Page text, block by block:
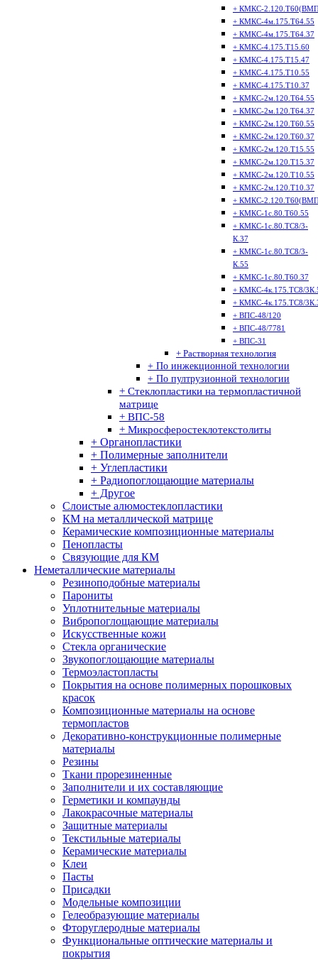
+ КМКС-
+ КМКС-4м.175.Т64.55
+ КМКС-4м.175.Т64.37
+ КМКС-4.175.Т15.60
+ КМКС-4.175.Т15.47
+ КМКС-4.175.Т10.55
+ КМКС-4.175.Т10.37
+ КМКС-2м.120.Т64.55
+ КМКС-2м.120.Т64.37
+ КМКС-2м.120.Т60.55
+ КМКС-2м.120.Т60.37
+ КМКС-2м.120.Т15.55
+ КМКС-2м.120.Т15.37
+ КМКС-2м.120.Т10.55
+ КМКС-2м.120.Т10.37
+ КМКС-
+ КМКС-1с.80.Т60.55
+ КМКС-1с.80.ТС8/3-
К.37
+ КМКС-1с.80.ТС8/3-
К.55
+ КМКС-1с.80.Т60.37
+ КМКС-4к.175.ТС8/
+ КМКС-4к.175.ТС8/
+ ВПС-48/120
+ ВПС-48/7781
+ ВПС-31
+ Растворная технология
+ По инжекционной технологии
+ По пултрузионной технологии
+ Стеклопластики на термопластичной
матрице
+ ВПС-58
+ Микросферостеклотекстолиты
+ Органопластики
+ Полимерные заполнители
+ Углепластики
+ Радиопоглощающие материалы
+ Другое
Слоистые алюмостеклопластики
КМ на металлической матрице
Керамические композиционные материалы
Пенопласты
Связующие для КМ
Неметаллические материалы
Резиноподобные материалы
Парониты
Уплотнительные материалы
Вибропоглощающие материалы
Искусственные кожи
Стекла органические
Звукопоглощающие материалы
Термоэластопласты
Покрытия на основе полимерных порошковых
красок
Композиционные материалы на основе
термопластов
Декоративно-конструкционные полимерные
материалы
Резины
Ткани прорезиненные
Заполнители и их составляющие
Герметики и компаунды
Лакокрасочные материалы
Защитные материалы
Текстильные материалы
Керамические материалы
Клеи
Пасты
Присадки
Модельные композиции
Гелеобразующие материалы
Фторуглеродные материалы
Функциональные оптические материалы и
покрытия